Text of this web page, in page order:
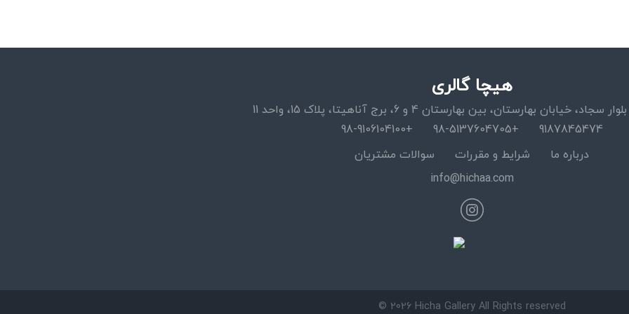
هیچا گالری
خیابان بهارستان، بین بهارستان 4 و 6، برج آناهیتا، پلاک 15، واحد 11
9187845474
+98-5137604705
+98-9106104100
درباره ما
شرایط و مقررات
سوالات مشتریان
info@hichaa.com
© 2026 Hicha Gallery All Rights reserved